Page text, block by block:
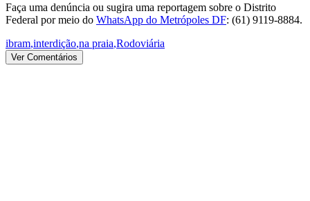
Faça uma denúncia ou sugira uma reportagem sobre o Distrito
Federal por meio do WhatsApp do Metrópoles DF: (61) 9119-8884.
ibram,interdição,na praia,Rodoviária
Ver Comentários